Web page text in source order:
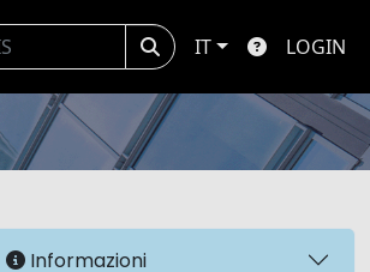
IT LOGIN
Informazioni